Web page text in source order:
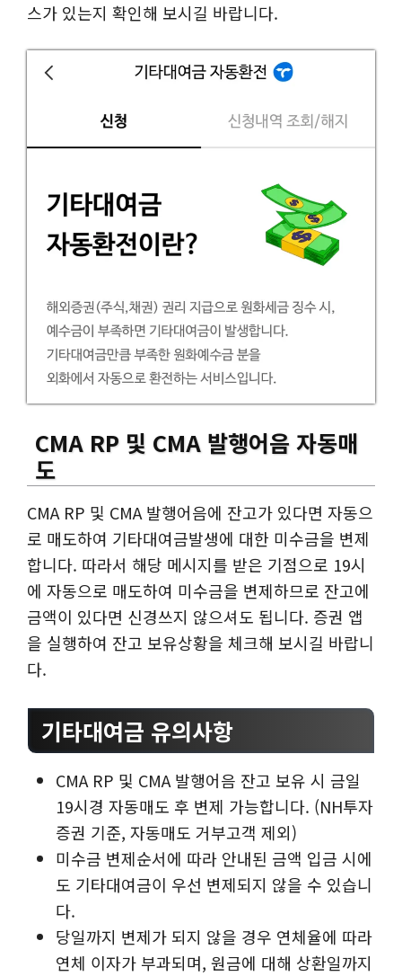
스가 있는지 확인해 보시길 바랍니다.
CMA RP 및 CMA 발행어음 자동매
도
CMA RP 및 CMA 발행어음에 잔고가 있다면 자동으
로 매도하여 기타대여금발생에 대한 미수금을 변제
합니다. 따라서 해당 메시지를 받은 기점으로 19시
에 자동으로 매도하여 미수금을 변제하므로 잔고에
금액이 있다면 신경쓰지 않으셔도 됩니다. 증권 앱
을 실행하여 잔고 보유상황을 체크해 보시길 바랍니
다.
기타대여금 유의사항
CMA RP 및 CMA 발행어음 잔고 보유 시 금일
19시경 자동매도 후 변제 가능합니다. (NH투자
증권 기준, 자동매도 거부고객 제외)
미수금 변제순서에 따라 안내된 금액 입금 시에
도 기타대여금이 우선 변제되지 않을 수 있습니
다.
당일까지 변제가 되지 않을 경우 연체율에 따라
연체 이자가 부과되며, 원금에 대해 상환일까지